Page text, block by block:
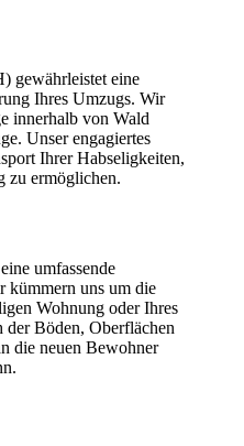
gewährleistet eine
Ihres Umzugs. Wir
innerhalb von Wald
Unser engagiertes
Ihrer Habseligkeiten,
zu ermöglichen.
umfassende
kümmern uns um die
Wohnung oder Ihres
Böden, Oberflächen
die neuen Bewohner